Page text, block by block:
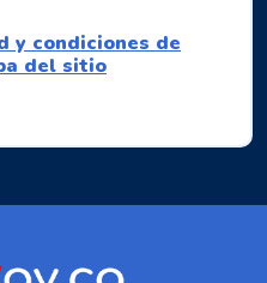
y condiciones de
del sitio
Colombia